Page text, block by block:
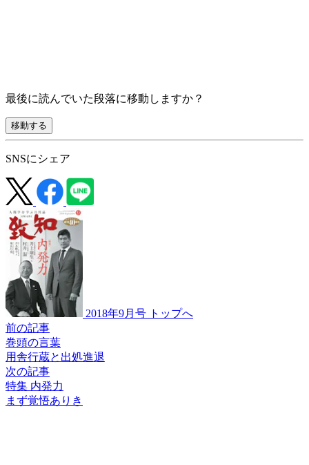
最後に読んでいた段落に移動しますか？
移動する
SNSにシェア
2018年9月号 トップへ
前の記事
巻頭の言葉
用舎行蔵と出処進退
次の記事
特集 内発力
まず覚悟ありき